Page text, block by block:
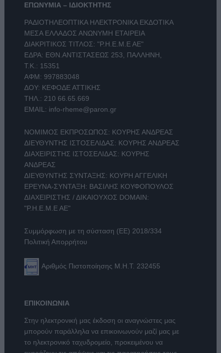
ΕΠΩΝΥΜΙΑ – ΙΔΙΟΚΤΗΤΗΣ
ΡΑΔΙΟΤΗΛΕΟΠΤΙΚΑ ΗΛΕΚΤΡΟΝΙΚΑ ΕΚΔΟΤΙΚΑ
ΜΕΣΑ ΕΛΛΑΔΟΣ ΑΝΩΝΥΜΗ ΕΤΑΙΡΕΙΑ
ΔΙΑΚΡΙΤΙΚΟΣ ΤΙΤΛΟΣ: "Ρ.Η.Ε.Μ.Ε ΑΕ"
ΕΔΡΑ: ΕΘΝ.ΑΝΤΙΣΤΑΣΕΩΣ 253, ΠΑΛΛΗΝΗ,
Τ.Κ.: 15351
ΑΦΜ: 997883048
ΔΟΥ: ΚΕΦΟΔΕ ΑΤΤΙΚΗΣ
ΤΗΛ.: 210 66.65.669
EMAIL: info-rheme@paron.gr
ΝΟΜΙΜΟΣ ΕΚΠΡΟΣΩΠΟΣ: ΚΟΥΡΗΣ ΑΝΔΡΕΑΣ
ΔΙΕΥΘΥΝΤΗΣ ΙΣΤΟΣΕΛΙΔΑΣ: ΚΟΥΡΗΣ ΑΝΔΡΕΑΣ
ΔΙΑΧΕΙΡΙΣΤΗΣ ΙΣΤΟΣΕΛΙΔΑΣ: ΚΟΥΡΗΣ
ΑΝΔΡΕΑΣ
ΔΙΕΥΘΥΝΤΗΣ ΣΥΝΤΑΞΗΣ: ΚΟΥΡΗ ΑΓΓΕΛΙΚΗ
ΕΡΕΥΝΑ-ΣΥΝΤΑΞΗ: ΒΑΣΙΛΗΣ ΚΟΥΦΟΠΟΥΛΟΣ
ΔΙΑΧΕΙΡΙΣΤΗΣ / ΔΙΚΑΙΟΥΧΟΣ DOMAIN:
"Ρ.Η.Ε.Μ.Ε ΑΕ"
Συμμόρφωση με τη σύσταση (ΕΕ) 2018/334
Πολιτική Απορρήτου
Αριθμός Πιστοποίησης Μ.Η.Τ. 232455
ΕΠΙΚΟΙΝΩΝΙΑ
Στην ηλεκτρονική μας έκδοση οι αναγνώστες μας
μπορούν παράλληλα να επικοινωνούν μαζί μας με
το ηλεκτρονικό ταχυδρομείο, προκειμένου να